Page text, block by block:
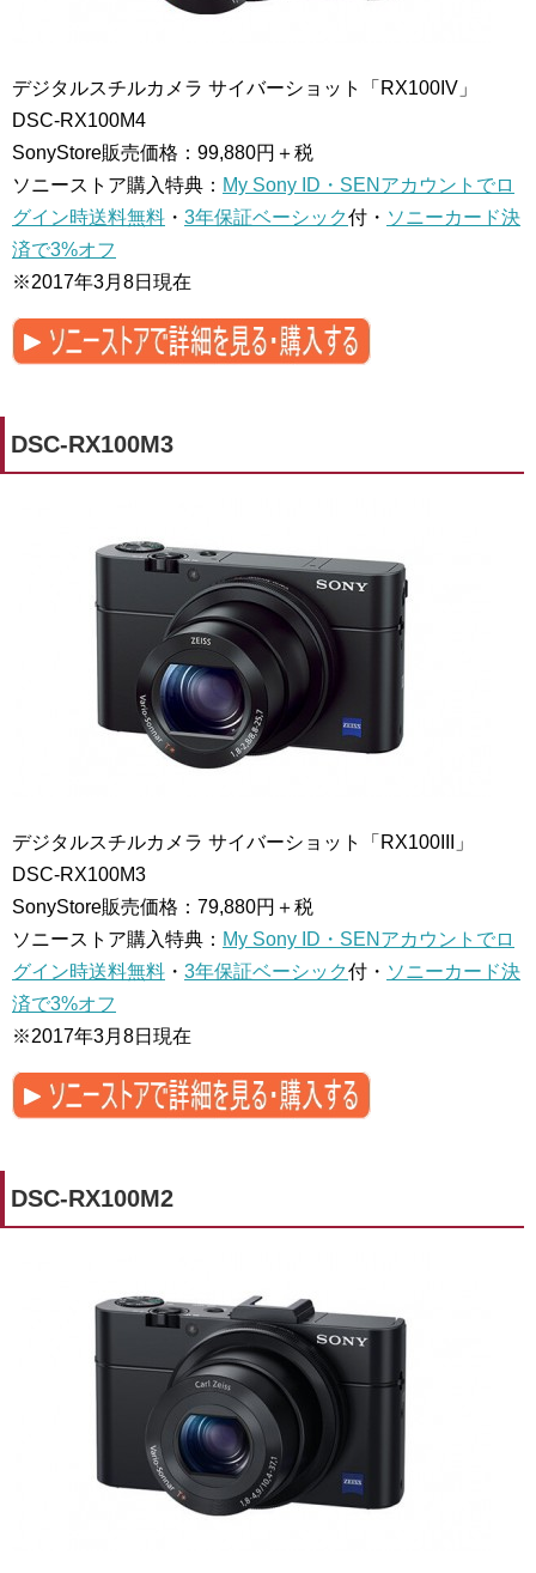
デジタルスチルカメラ サイバーショット「RX100IV」
DSC-RX100M4
SonyStore販売価格：99,880円＋税
ソニーストア購入特典： My Sony ID・SENアカウントでロ
グイン時送料無料 ・ 3年保証ベーシック付・ ソニーカード決
済で3%オフ
※2017年3月8日現在
DSC-RX100M3
デジタルスチルカメラ サイバーショット「RX100III」
DSC-RX100M3
SonyStore販売価格：79,880円＋税
ソニーストア購入特典： My Sony ID・SENアカウントでロ
グイン時送料無料 ・ 3年保証ベーシック付・ ソニーカード決
済で3%オフ
※2017年3月8日現在
DSC-RX100M2